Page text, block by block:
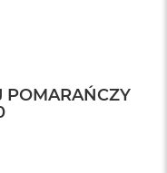
POMARAŃCZY